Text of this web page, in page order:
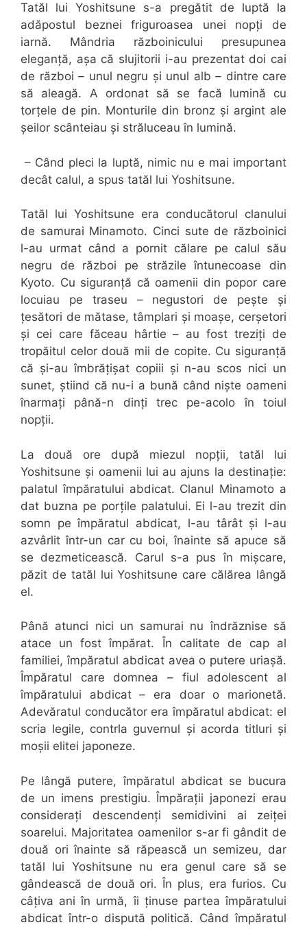
Tatăl lui Yoshitsune s-a pregătit de luptă la
adăpostul beznei friguroasea unei nopți de
iarnă. Mândria războinicului presupunea
eleganță, așa că slujitorii i-au prezentat doi cai
de război – unul negru și unul alb – dintre care
să aleagă. A ordonat să se facă lumină cu
torțele de pin. Monturile din bronz și argint ale
șeilor scânteiau și străluceau în lumină.
– Când pleci la luptă, nimic nu e mai important
decât calul, a spus tatăl lui Yoshitsune.
Tatăl lui Yoshitsune era conducătorul clanului
de samurai Minamoto. Cinci sute de războinici
l-au urmat când a pornit călare pe calul său
negru de război pe străzile întunecoase din
Kyoto. Cu siguranță că oamenii din popor care
locuiau pe traseu – negustori de pește și
țesători de mătase, tâmplari și moașe, cerșetori
și cei care făceau hârtie – au fost treziți de
tropăitul celor două mii de copite. Cu siguranță
că și-au îmbrățișat copiii și n-au scos nici un
sunet, știind că nu-i a bună când niște oameni
înarmați până-n dinți trec pe-acolo în toiul
nopții.
La două ore după miezul nopții, tatăl lui
Yoshitsune și oamenii lui au ajuns la destinație:
palatul împăratului abdicat. Clanul Minamoto a
dat buzna pe porțile palatului. Ei l-au trezit din
somn pe împăratul abdicat, l-au târât și l-au
azvârlit într-un car cu boi, înainte să apuce să
se dezmeticească. Carul s-a pus în mișcare,
păzit de tatăl lui Yoshitsune care călărea lângă
el.
Până atunci nici un samurai nu îndrăznise să
atace un fost împărat. În calitate de cap al
familiei, împăratul abdicat avea o putere uriașă.
Împăratul care domnea – fiul adolescent al
împăratului abdicat – era doar o marionetă.
Adevăratul conducător era împăratul abdicat: el
scria legile, contrla guvernul și acorda titluri și
moșii elitei japoneze.
Pe lângă putere, împăratul abdicat se bucura
de un imens prestigiu. Împărații japonezi erau
considerați descendenți semidivini ai zeiței
soarelui. Majoritatea oamenilor s-ar fi gândit de
două ori înainte să răpească un semizeu, dar
tatăl lui Yoshitsune nu era genul care să se
gândească de două ori. În plus, era furios. Cu
câțiva ani în urmă, îi ținuse partea împăratului
abdicat într-o dispută politică. Când împăratul